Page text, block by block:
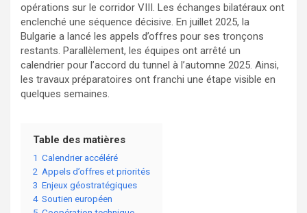
opérations sur le corridor VIII. Les échanges bilatéraux ont
enclenché une séquence décisive. En juillet 2025, la
Bulgarie a lancé les appels d’offres pour ses tronçons
restants. Parallèlement, les équipes ont arrêté un
calendrier pour l’accord du tunnel à l’automne 2025. Ainsi,
les travaux préparatoires ont franchi une étape visible en
quelques semaines.
Table des matières
1 Calendrier accéléré
2 Appels d’offres et priorités
3 Enjeux géostratégiques
4 Soutien européen